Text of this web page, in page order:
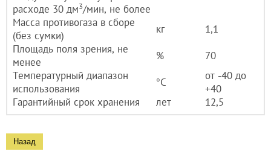
расходе 30 дм3/мин, не более
Масса противогаза в сборе
(без сумки)
кг
1,1
Площадь поля зрения, не
менее
%
70
Температурный диапазон
использования
°С
от -40 до
+40
Гарантийный срок хранения
лет 12,5
Назад